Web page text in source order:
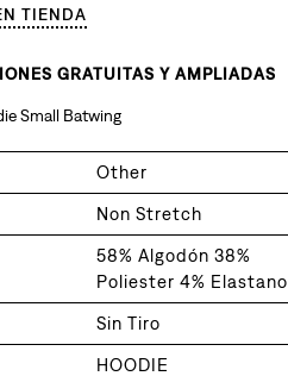
TIENDA
GRATUITAS Y AMPLIADAS
Small Batwing
Other
Non Stretch
58% Algodón 38%
Poliester 4% Elastano
Sin Tiro
HOODIE